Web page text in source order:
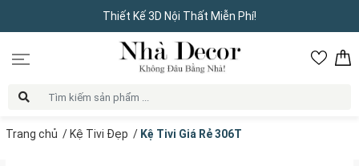
Thiết Kế 3D Nội Thất Miễn Phí!
Trang chủ / Kệ Tivi Đẹp / Kệ Tivi Giá Rẻ 306T